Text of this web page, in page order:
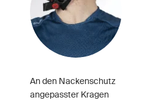
An den Nackenschutz
angepasster Kragen